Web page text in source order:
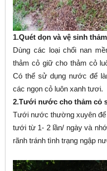
1.Quét dọn và vệ sinh
Dùng các loại chổi nan
thảm cỏ giữ cho thảm cỏ
Có thể sử dụng nước để
các ngọn cỏ luôn xanh tươi.
2.Tưới nước cho thảm cỏ
Tưới nước thường xuyên để
tưới từ 1- 2 lần/ ngày và
rãnh tránh tình trạng ngập